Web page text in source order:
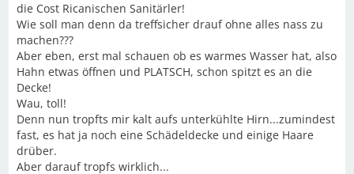
die Cost Ricanischen Sanitärler!
Wie soll man denn da treffsicher drauf ohne alles nass zu
machen???
Aber eben, erst mal schauen ob es warmes Wasser hat, also
Hahn etwas öffnen und PLATSCH, schon spitzt es an die
Decke!
Wau, toll!
Denn nun tropfts mir kalt aufs unterkühlte Hirn...zumindest
fast, es hat ja noch eine Schädeldecke und einige Haare
drüber.
Aber darauf tropfs wirklich...